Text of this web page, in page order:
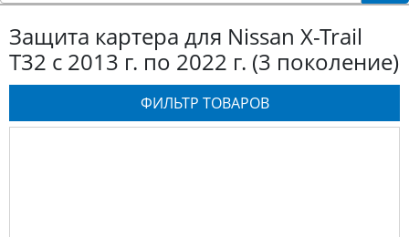
Защита картера для Nissan X-Trail
T32 с 2013 г. по 2022 г. (3 поколение)
ФИЛЬТР ТОВАРОВ